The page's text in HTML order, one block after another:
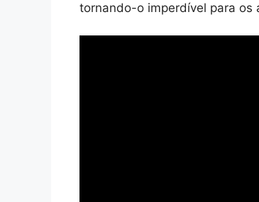
tornando-o imperdível para os